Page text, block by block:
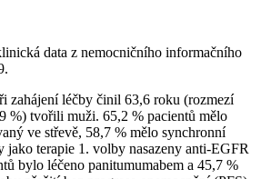
data z nemocničního informačního
zahájení léčby činil 63,6 roku (rozmezí
%) tvořili muži. 65,2 % pacientů mělo
ve střevě, 58,7 % mělo synchronní
jako terapie 1. volby nasazeny anti-EGFR
bylo léčeno panitumumabem a 45,7 %